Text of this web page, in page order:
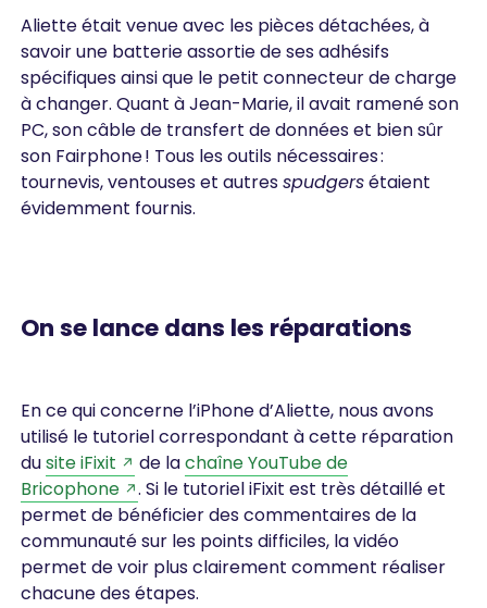
Aliette était venue avec les pièces détachées, à
savoir une batterie assortie de ses adhésifs
spécifiques ainsi que le petit connecteur de charge
à changer. Quant à Jean-Marie, il avait ramené son
PC, son câble de transfert de données et bien sûr
son Fairphone ! Tous les outils nécessaires :
tournevis, ventouses et autresspudgersétaient
évidemment fournis.
On se lance dans les réparations
En ce qui concerne l’iPhone d’Aliette, nous avons
utilisé le tutoriel correspondant à cette réparation
dusite iFixit de lachaîne YouTube de
Bricophone
. Si le tutoriel iFixit est très détaillé et
permet de bénéficier des commentaires de la
communauté sur les points difficiles, la vidéo
permet de voir plus clairement comment réaliser
chacune des étapes.